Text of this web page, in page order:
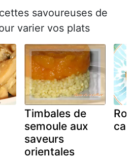
savoureuses de
varier vos plats
Timbales de
semoule aux
saveurs
orientales